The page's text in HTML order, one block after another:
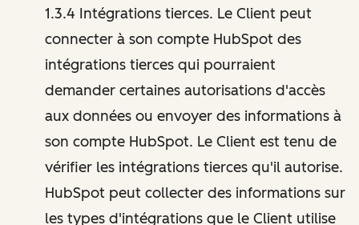
1.3.4 Intégrations tierces. Le Client peut
connecter à son compte HubSpot des
intégrations tierces qui pourraient
demander certaines autorisations d'accès
aux données ou envoyer des informations à
son compte HubSpot. Le Client est tenu de
vérifier les intégrations tierces qu'il autorise.
HubSpot peut collecter des informations sur
les types d'intégrations que le Client utilise